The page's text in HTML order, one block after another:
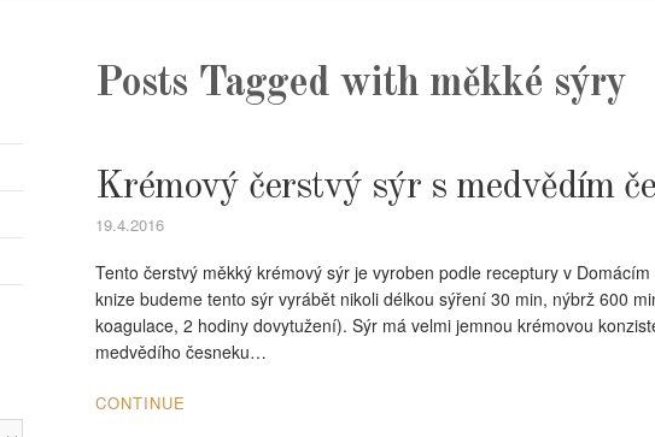
Posts Tagged with měkké sýry
Krémový čerstvý sýr s medvědím
19.4.2016
Tento čerstvý měkký krémový sýr je vyroben podle receptury v
knize budeme tento sýr vyrábět nikoli délkou sýření 30 min, nýbrž 600
koagulace, 2 hodiny dovytužení). Sýr má velmi jemnou krémovou
medvědího česneku…
CONTINUE